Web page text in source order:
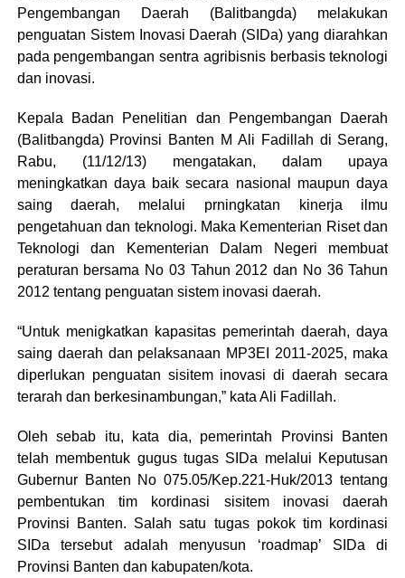
Pengembangan Daerah (Balitbangda) melakukan
penguatan Sistem Inovasi Daerah (SIDa) yang diarahkan
pada pengembangan sentra agribisnis berbasis teknologi
dan inovasi.
Kepala Badan Penelitian dan Pengembangan Daerah
(Balitbangda) Provinsi Banten M Ali Fadillah di Serang,
Rabu, (11/12/13) mengatakan, dalam upaya
meningkatkan daya baik secara nasional maupun daya
saing daerah, melalui prningkatan kinerja ilmu
pengetahuan dan teknologi. Maka Kementerian Riset dan
Teknologi dan Kementerian Dalam Negeri membuat
peraturan bersama No 03 Tahun 2012 dan No 36 Tahun
2012 tentang penguatan sistem inovasi daerah.
“Untuk menigkatkan kapasitas pemerintah daerah, daya
saing daerah dan pelaksanaan MP3EI 2011-2025, maka
diperlukan penguatan sisitem inovasi di daerah secara
terarah dan berkesinambungan,” kata Ali Fadillah.
Oleh sebab itu, kata dia, pemerintah Provinsi Banten
telah membentuk gugus tugas SIDa melalui Keputusan
Gubernur Banten No 075.05/Kep.221-Huk/2013 tentang
pembentukan tim kordinasi sisitem inovasi daerah
Provinsi Banten. Salah satu tugas pokok tim kordinasi
SIDa tersebut adalah menyusun ‘roadmap’ SIDa di
Provinsi Banten dan kabupaten/kota.